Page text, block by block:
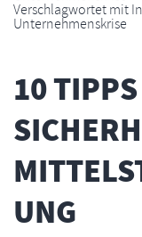
Verschlagwortet mit
Unternehmenskrise
10
UNG